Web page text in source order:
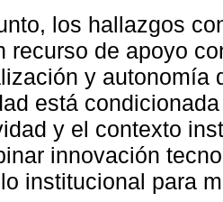
los hallazgos
recurso de apoyo
y autonomía
está
y el contexto
innovación
institucional para